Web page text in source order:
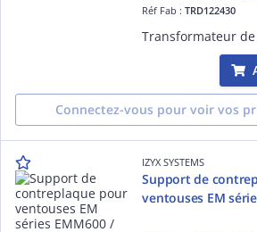
Réf Fab :TRD122430
Connectez-vous pour voir vos
IZYX SYSTEMS
Support de
ventouses EM